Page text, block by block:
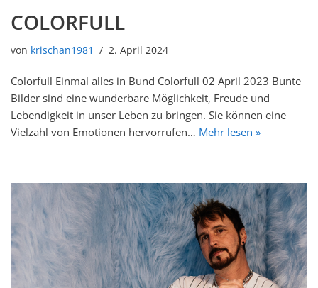
COLORFULL
von krischan1981 2. April 2024
Colorfull Einmal alles in Bund Colorfull 02 April 2023 Bunte
Bilder sind eine wunderbare Möglichkeit, Freude und
Lebendigkeit in unser Leben zu bringen. Sie können eine
Vielzahl von Emotionen hervorrufen… Mehr lesen »